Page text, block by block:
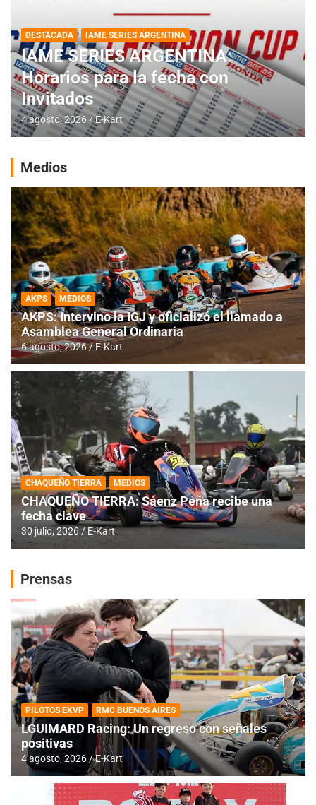
DESTACADA IAME SERIES ARGENTINA
IAME SERIES ARGENTINA:
Horarios para la fecha con
Invitados
4 agosto, 2026 E-Kart
Medios
AKPS MEDIOS
AKPS: Intervino la IGJ y oficializó el llamado a
Asamblea General Ordinaria
6 agosto, 2026 E-Kart
CHAQUEÑO TIERRA MEDIOS
CHAQUEÑO TIERRA: Sáenz Peña recibe una
fecha clave
30 julio, 2026 E-Kart
Prensas
PILOTOS EKVP RMC BUENOS AIRES
LGUIMARD Racing: Un regreso con señales
positivas
4 agosto, 2026 E-Kart